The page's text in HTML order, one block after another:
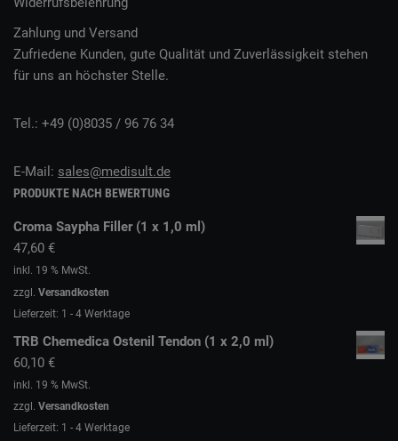
Zahlung und Versand
Zufriedene Kunden, gute Qualität und Zuverlässigkeit stehen
für uns an höchster Stelle.
Tel.: +49 (0)8035 / 96 76 34
E-Mail: sales@medisult.de
PRODUKTE NACH BEWERTUNG
Croma Saypha Filler (1 x 1,0 ml)
47,60 €
inkl. 19 % MwSt.
zzgl. Versandkosten
Lieferzeit: 1 - 4 Werktage
TRB Chemedica Ostenil Tendon (1 x 2,0 ml)
60,10 €
inkl. 19 % MwSt.
zzgl. Versandkosten
Lieferzeit: 1 - 4 Werktage